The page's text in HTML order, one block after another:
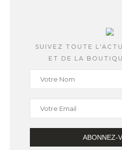
SUIVEZ TOUTE
ET DE LA